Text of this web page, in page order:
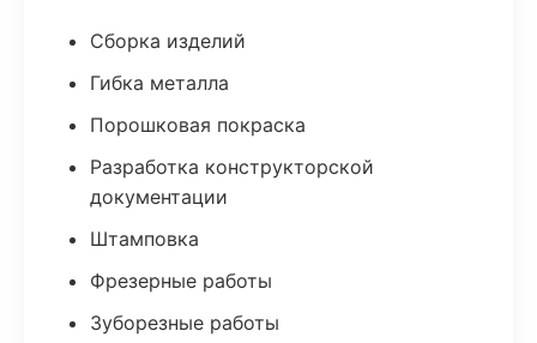
Сборка изделий
Гибка металла
Порошковая покраска
Разработка конструкторской
документации
Штамповка
Фрезерные работы
Зуборезные работы